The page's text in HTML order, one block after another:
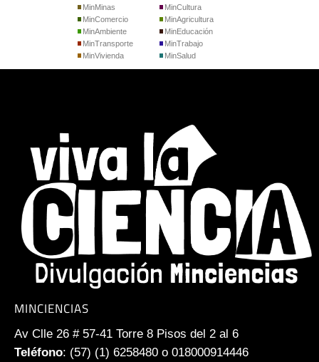
MinMinas
MinComercio
MinCultura
MinAgricultura
MinAmbiente
MinTransporte
MinVivienda
MinEducación
MinTrabajo
MinSalud
MINCIENCIAS
Av Clle 26 # 57-41 Torre 8 Pisos del 2 al 6
Teléfono: (57) (1) 6258480 o 018000914446